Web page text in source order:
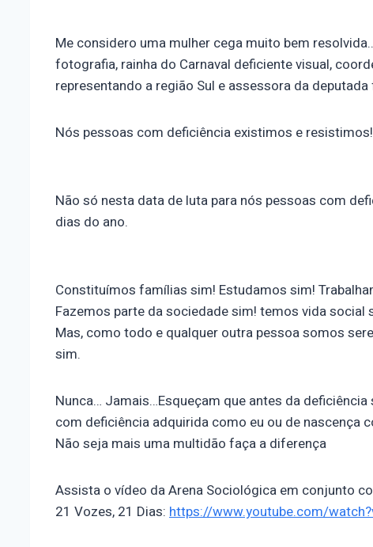
Me considero uma mulher cega muito bem
fotografia, rainha do Carnaval deficiente visual,
representando a região Sul e assessora da
Nós pessoas com deficiência existimos e
Não só nesta data de luta para nós pessoas com
dias do ano.
Constituímos famílias sim! Estudamos sim!
Fazemos parte da sociedade sim! temos vida social
Mas, como todo e qualquer outra pessoa somos
sim.
Nunca… Jamais…Esqueçam que antes da
com deficiência adquirida como eu ou de nascença
Não seja mais uma multidão faça a diferença
Assista o vídeo da Arena Sociológica em conjunto
21 Vozes, 21 Dias: https://www.youtube.com/